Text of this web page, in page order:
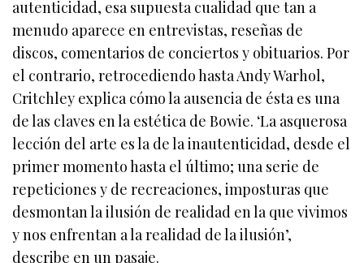
autenticidad, esa supuesta cualidad que tan a
menudo aparece en entrevistas, reseñas de
discos, comentarios de conciertos y obituarios. Por
el contrario, retrocediendo hasta Andy Warhol,
Critchley explica cómo la ausencia de ésta es una
de las claves en la estética de Bowie. ‘La asquerosa
lección del arte es la de la inautenticidad, desde el
primer momento hasta el último; una serie de
repeticiones y de recreaciones, imposturas que
desmontan la ilusión de realidad en la que vivimos
y nos enfrentan a la realidad de la ilusión’,
describe en un pasaje.